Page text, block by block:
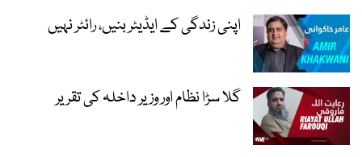
اپنی زندگی کے ایڈیٹر بنیں، رائٹر نہیں
گلا سڑا نظام اور وزیر داخلہ کی تقریر